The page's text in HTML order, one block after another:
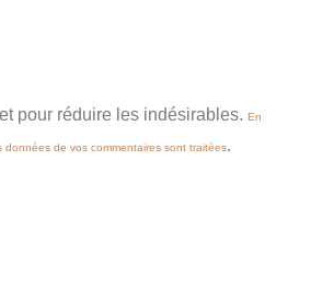
pour réduire les indésirables. En
données de vos commentaires sont traitées.